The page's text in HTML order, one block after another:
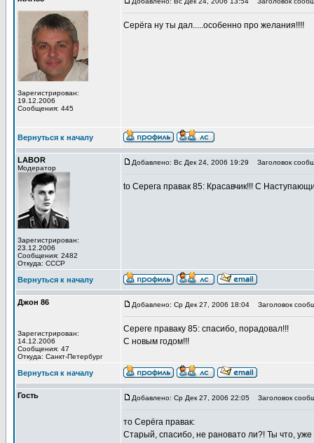
Зарегистрирован:
19.12.2006
Сообщения: 445
Серёга ну ты дал.....особенно про желания!!!!
Вернуться к началу
LABOR
Модератор
Зарегистрирован:
23.12.2006
Сообщения: 2482
Откуда: СССР
Добавлено: Вс Дек 24, 2006 19:29 Заголовок
to Серега правак 85: Красавчик!!! С
Вернуться к началу
Джон 86
Зарегистрирован:
14.12.2006
Сообщения: 47
Откуда: Санкт-Петербург
Добавлено: Ср Дек 27, 2006 18:04 Заголовок
Сереге праваку 85: спасибо, порадовал!!!
С новым годом!!!
Вернуться к началу
Гость Добавлено: Ср Дек 27, 2006 22:05 Заголовок
то Серёга правак:
Старый, спасибо, не рановато ли?! Ты что, уже